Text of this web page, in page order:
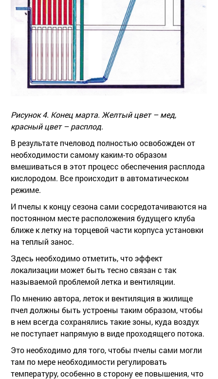
Рисунок 4. Конец марта. Желтый цвет – мед,
красный цвет – расплод.
В результате пчеловод полностью освобожден от
необходимости самому каким-то образом
вмешиваться в этот процесс обеспечения расплода
кислородом. Все происходит в автоматическом
режиме.
И пчелы к концу сезона сами сосредотачиваются на
постоянном месте расположения будущего клуба
ближе к летку на торцевой части корпуса установки
на теплый занос.
Здесь необходимо отметить, что эффект
локализации может быть тесно связан с так
называемой проблемой летка и вентиляции.
По мнению автора, леток и вентиляция в жилище
пчел должны быть устроены таким образом, чтобы
в нем всегда сохранялись такие зоны, куда воздух
не поступает напрямую в виде проходящего потока.
Это необходимо для того, чтобы пчелы сами могли
там по мере необходимости регулировать
температуру, особенно в сторону ее повышения, что